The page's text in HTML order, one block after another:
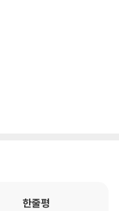
한줄평